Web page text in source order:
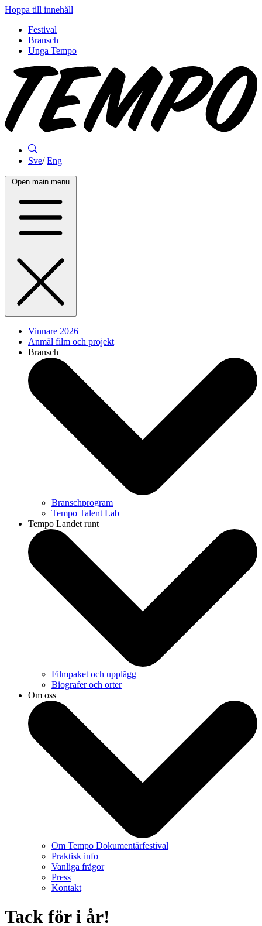
Hoppa till innehåll
Festival
Bransch
Unga Tempo
Sve/Eng
Open main menu
Vinnare 2026
Anmäl film och projekt
Bransch
Branschprogram
Tempo Talent Lab
Tempo Landet runt
Filmpaket och upplägg
Biografer och orter
Om oss
Om Tempo Dokumentärfestival
Praktisk info
Vanliga frågor
Press
Kontakt
Tack för i år!